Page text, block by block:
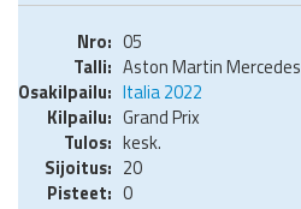
05
Aston Martin Mercedes
Italia 2022
Grand Prix
kesk.
20
0